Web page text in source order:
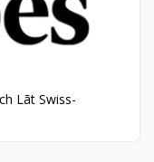
Lãt Swiss-